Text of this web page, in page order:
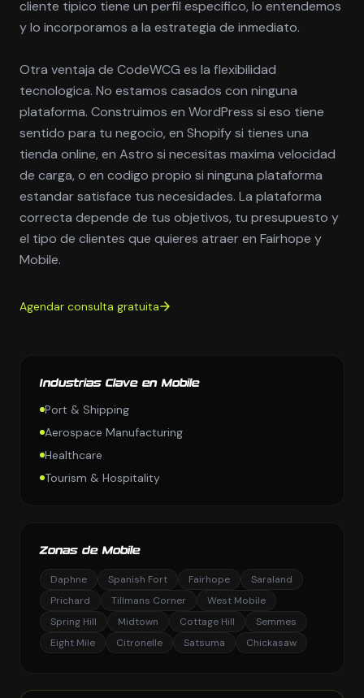
cliente tipico tiene un perfil especifico, lo entendemos
y lo incorporamos a la estrategia de inmediato.
Otra ventaja de CodeWCG es la flexibilidad
tecnologica. No estamos casados con ninguna
plataforma. Construimos en WordPress si eso tiene
sentido para tu negocio, en Shopify si tienes una
tienda online, en Astro si necesitas maxima velocidad
de carga, o en codigo propio si ninguna plataforma
estandar satisface tus necesidades. La plataforma
correcta depende de tus objetivos, tu presupuesto y
el tipo de clientes que quieres atraer en Fairhope y
Mobile.
Agendar consulta gratuita
Industrias Clave en Mobile
Port & Shipping
Aerospace Manufacturing
Healthcare
Tourism & Hospitality
Zonas de Mobile
Daphne Spanish Fort Fairhope
Saraland
Prichard
Tillmans Corner
West Mobile
Spring Hill
Midtown Cottage Hill
Semmes
Eight Mile
Citronelle Satsuma Chickasaw